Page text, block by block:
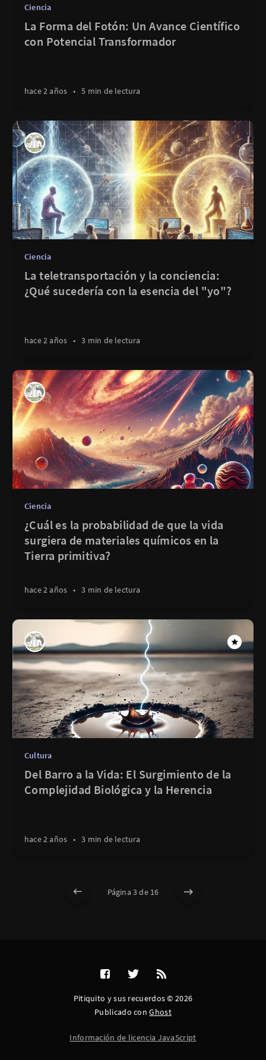
Ciencia
La Forma del Fotón: Un Avance Científico
con Potencial Transformador
hace 2 años • 5 min de lectura
Ciencia
La teletransportación y la conciencia:
¿Qué sucedería con la esencia del "yo"?
hace 2 años • 3 min de lectura
Ciencia
¿Cuál es la probabilidad de que la vida
surgiera de materiales químicos en la
Tierra primitiva?
hace 2 años • 3 min de lectura
Cultura
Del Barro a la Vida: El Surgimiento de la
Complejidad Biológica y la Herencia
hace 2 años • 3 min de lectura
Página 3 de 16
Pitiquito y sus recuerdos © 2026
Publicado conGhost
Información de licencia JavaScript